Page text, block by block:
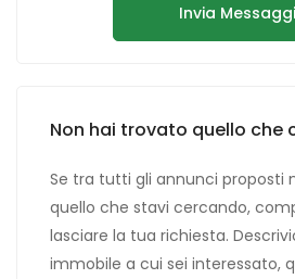
Invia
Non hai trovato quello che
Se tra tutti gli annunci proposti
quello che stavi cercando,
lasciare la tua richiesta.
immobile a cui sei interessato,